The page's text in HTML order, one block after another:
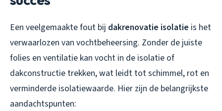
Een veelgemaakte fout bij dakrenovatie isolatie is het
verwaarlozen van vochtbeheersing. Zonder de juiste
folies en ventilatie kan vocht in de isolatie of
dakconstructie trekken, wat leidt tot schimmel, rot en
verminderde isolatiewaarde. Hier zijn de belangrijkste
aandachtspunten: